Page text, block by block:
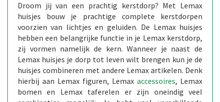
Droom jij van een prachtig kerstdorp? Met Lemax
huisjes bouw je prachtige complete kerstdorpen
voorzien van lichtjes en geluiden. De Lemax huisjes
hebben een belangrijke functie in je Lemax kerstdorp,
zij vormen namelijk de kern. Wanneer je naast de
Lemax huisjes je dorp tot leven wilt brengen kun je de
huisjes combineren met andere Lemax artikelen. Denk
hierbij aan Lemax figuren, Lemax accessoires, Lemax
bomen en Lemax taferelen er zijn oneindig veel